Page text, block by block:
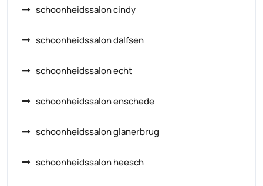
schoonheidssalon cindy
schoonheidssalon dalfsen
schoonheidssalon echt
schoonheidssalon enschede
schoonheidssalon glanerbrug
schoonheidssalon heesch